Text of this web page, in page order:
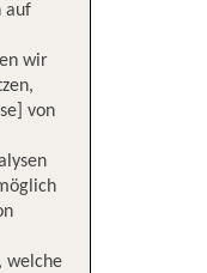
auf
wir
von
welche